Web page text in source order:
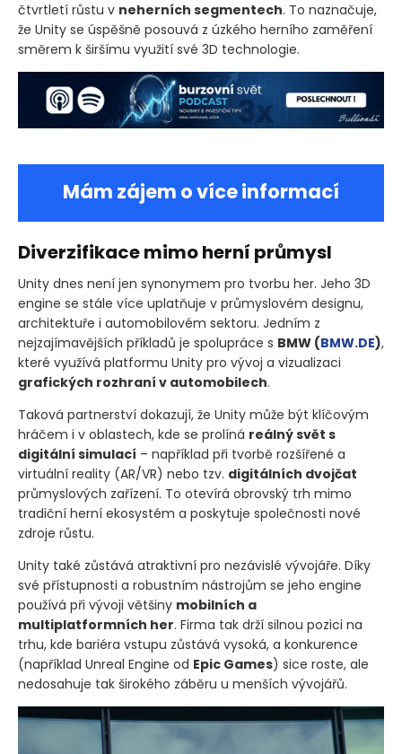
čtvrtletí růstu v neherních segmentech. To naznačuje,
že Unity se úspěšně posouvá z úzkého herního zaměření
směrem k širšímu využití své 3D technologie.
Mám zájem o více informací
Diverzifikace mimo herní průmysl
Unity dnes není jen synonymem pro tvorbu her. Jeho 3D
engine se stále více uplatňuje v průmyslovém designu,
architektuře i automobilovém sektoru. Jedním z
nejzajímavějších příkladů je spolupráce s BMW (BMW.DE),
které využívá platformu Unity pro vývoj a vizualizaci
grafických rozhraní v automobilech.
Taková partnerství dokazují, že Unity může být klíčovým
hráčem i v oblastech, kde se prolíná reálný svět s
digitální simulací – například při tvorbě rozšířené a
virtuální reality (AR/VR) nebo tzv. digitálních dvojčat
průmyslových zařízení. To otevírá obrovský trh mimo
tradiční herní ekosystém a poskytuje společnosti nové
zdroje růstu.
Unity také zůstává atraktivní pro nezávislé vývojáře. Díky
své přístupnosti a robustním nástrojům se jeho engine
používá při vývoji většiny mobilních a
multiplatformních her. Firma tak drží silnou pozici na
trhu, kde bariéra vstupu zůstává vysoká, a konkurence
(například Unreal Engine od Epic Games) sice roste, ale
nedosahuje tak širokého záběru u menších vývojářů.